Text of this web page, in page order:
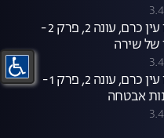
שאטו עין כרם, עונה 2, פרק 2 -
של שירה
שאטו עין כרם, עונה 2, פרק 1 -
אבטחה